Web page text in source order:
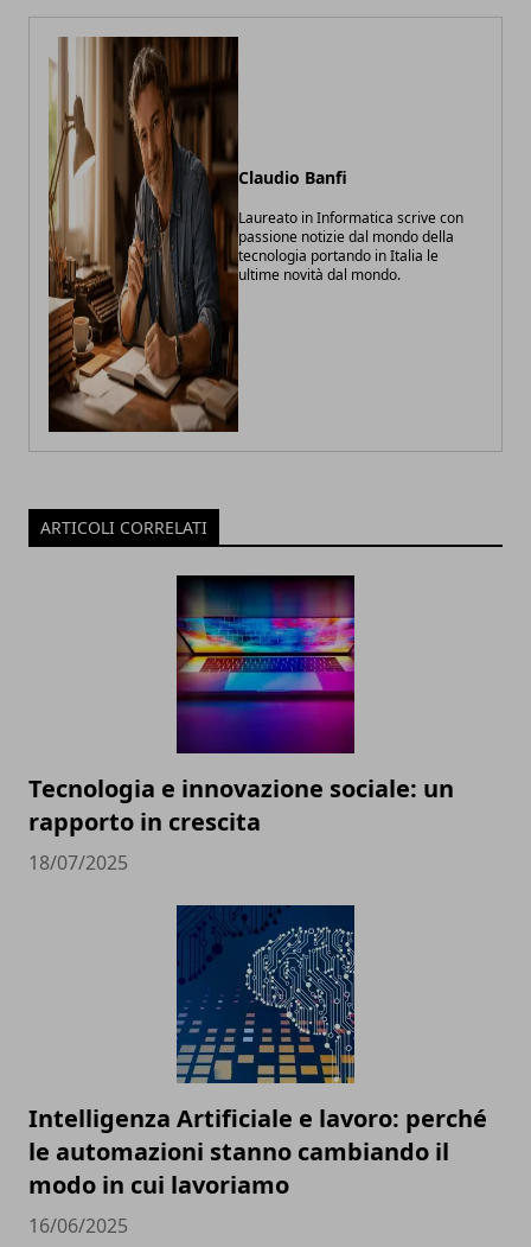
Claudio Banfi
Laureato in Informatica scrive con
passione notizie dal mondo della
tecnologia portando in Italia le
ultime novità dal mondo.
ARTICOLI CORRELATI
Tecnologia e innovazione sociale: un
rapporto in crescita
18/07/2025
Intelligenza Artificiale e lavoro: perché
le automazioni stanno cambiando il
modo in cui lavoriamo
16/06/2025